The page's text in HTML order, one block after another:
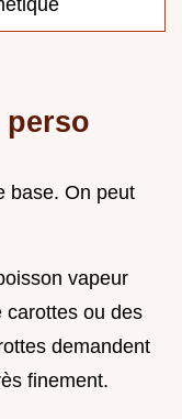
perso
base. On peut
vapeur
carottes ou des
demandent
finement.